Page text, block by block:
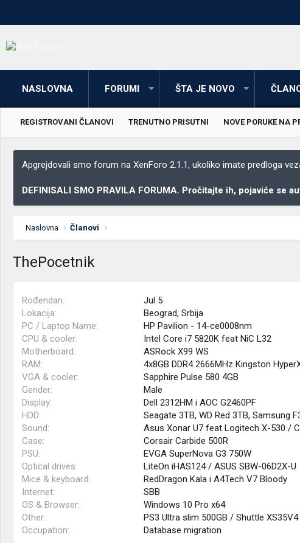
NASLOVNA FORUMI ŠTA JE NOVO
REGISTROVANI ČLANOVI TRENUTNO PRISUTNI NOVE PORUKE NA
Apgrejdovali smo forum na XenForo 2.1.1, ukoliko imate predloga
DEFINISALI SMO PRAVILA FORUMA. Pročitajte ih, pojaviće se
Naslovna Članovi
ThePocetnik
Rođendan
Jul 5
Lokacija
Beograd, Srbija
PC / Laptop Name
HP Pavilion - 14-ce0008nm
CPU & cooler
Intel Core i7 5820K feat NiC L32
Motherboard
ASRock X99 WS
RAM
4x8GB DDR4 2666MHz Kingston
VGA & cooler
Sapphire Pulse 580 4GB
Gender
Male
Display
Dell 2312HM i AOC G2460PF
HDD
Seagate 3TB, WD Red 3TB, Samsung
Sound
Asus Xonar U7 feat Logitech X-530 /
Case
Corsair Carbide 500R
PSU
EVGA SuperNova G3 750W
Optical drives
LiteOn iHAS124 / ASUS SBW-06D2X-U
Mice & keyboard
RedDragon Kala i A4Tech V7 Bloody
Internet
SBB
OS & Browser
Windows 10 Pro x64
Other
PS3 Ultra slim 500GB / Shuttle XS35V4
Occupation
Database migration